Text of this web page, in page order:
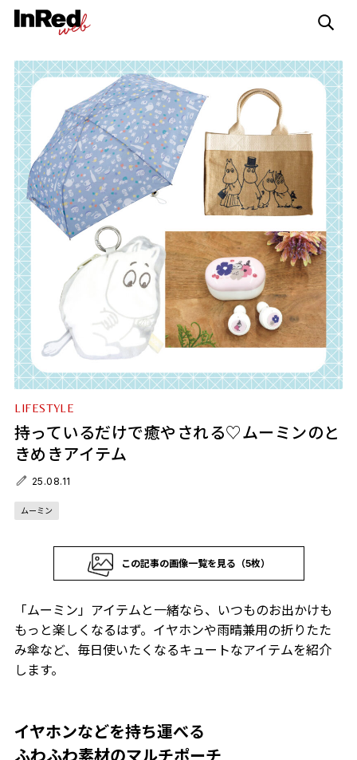
LIFESTYLE
持っているだけで癒やされる♡ムーミンのと
きめきアイテム
25.08.11
ムーミン
この記事の画像一覧を見る（5枚）
「ムーミン」アイテムと一緒なら、いつものお出かけも
もっと楽しくなるはず。イヤホンや雨晴兼用の折りたた
み傘など、毎日使いたくなるキュートなアイテムを紹介
します。
イヤホンなどを持ち運べる
ふわふわ素材のマルチポーチ